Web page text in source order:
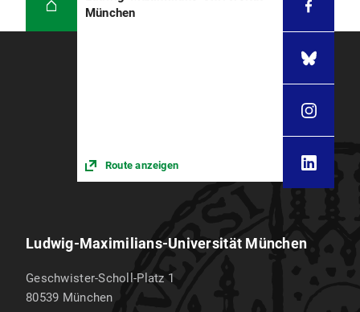
München
Route anzeigen
Ludwig-Maximilians-Universität München
Geschwister-Scholl-Platz 1
80539 München